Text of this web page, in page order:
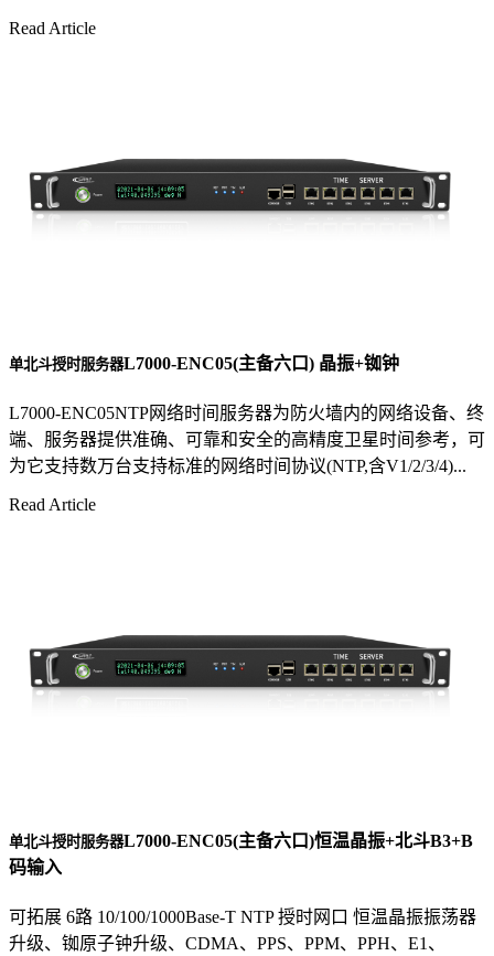
Read Article
单北斗授时服务器L7000-ENC05(主备六口) 晶振+铷钟
L7000-ENC05NTP网络时间服务器为防火墙内的网络设备、终
端、服务器提供准确、可靠和安全的高精度卫星时间参考，可
为它支持数万台支持标准的网络时间协议(NTP,含V1/2/3/4)...
Read Article
单北斗授时服务器L7000-ENC05(主备六口)恒温晶振+北斗B3+B
码输入
可拓展 6路 10/100/1000Base-T NTP 授时网口 恒温晶振振荡器
升级、铷原子钟升级、CDMA、PPS、PPM、PPH、E1、